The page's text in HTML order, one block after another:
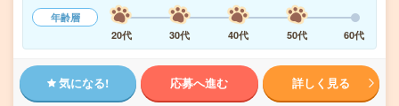
年齢層
20代
30代 40代 50代 60代
気になる! 応募へ進む 詳しく見る